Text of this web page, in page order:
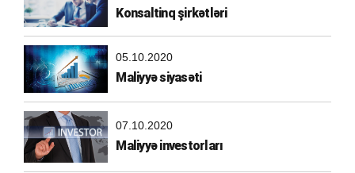
Konsaltinq şirkətləri
05.10.2020
Maliyyə siyasəti
07.10.2020
Maliyyə investorları